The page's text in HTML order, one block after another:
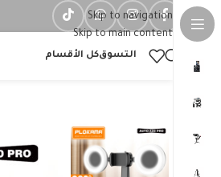
Skip to navigation
Skip to main content
التسوقكل الأقسام